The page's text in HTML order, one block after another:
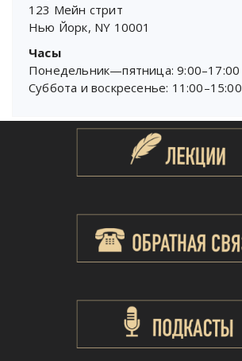
123 Мейн стрит
Нью Йорк, NY 10001
Часы
Понедельник—пятница: 9:00–17:00
Суббота и воскресенье: 11:00–15:00